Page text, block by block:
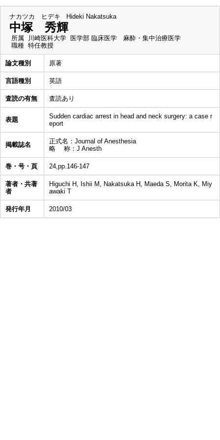
ナカツカ ヒデキ Hideki Nakatsuka
中塚 秀輝
所属
川崎医科大学 医学部 臨床医学 麻酔・集中治療医学
職種 特任教授
論文種別 原著
言語種別 英語
査読の有無 査読あり
表題
Sudden cardiac arrest in head and neck surgery: a case r
eport
掲載誌名
正式名：Journal of Anesthesia
略 称：J Anesth
巻・号・頁 24,pp.146-147
著者・共著
者
Higuchi H, Ishii M, Nakatsuka H, Maeda S, Morita K, Miy
awaki T
発行年月 2010/03